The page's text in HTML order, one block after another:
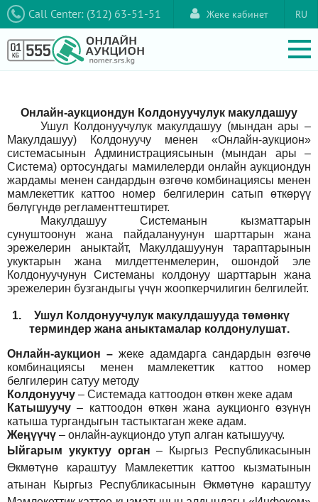
Call Center: (312) 63-51-51 RU
Жеке кабинет
Онлайн-аукциондун Колдонуучулук макулдашуу
Ушул Колдонуучулук макулдашуу (мындан ары –
Макулдашуу) Колдонуучу менен «Онлайн-аукцион»
системасынын Администрациясынын (мындан ары –
Система) ортосундагы мамилелерди онлайн аукциондун
жардамы менен сандардын өзгөчө комбинациясы менен
мамлекеттик каттоо номер белгилерин сатып өткөрүү
бөлүгүндө регламенттештирет.
Макулдашуу Системанын кызматтарын
сунуштоонун жана пайдалануунун шарттарын жана
эрежелерин аныктайт, Макулдашуунун тараптарынын
укуктарын жана милдеттенмелерин, ошондой эле
Колдонуучунун Системаны колдонуу шарттарын жана
эрежелерин бузгандыгы үчүн жоопкерчилигин белгилейт.
1.
Ушул Колдонуучулук макулдашууда төмөнкү
терминдер жана аныктамалар колдонулушат.
Онлайн-аукцион – жеке адамдарга сандардын өзгөчө
комбинациясы менен мамлекеттик каттоо номер
белгилерин сатуу методу
Колдонуучу – Системада каттоодон өткөн жеке адам
Катышуучу – каттоодон өткөн жана аукционго өзүнүн
катыша тургандыгын тастыктаган жеке адам.
Жеңүүчү – онлайн-аукциондо утуп алган катышуучу.
Ыйгарым укуктуу орган –
Кыргыз Республикасынын
Өкмөтүнө караштуу Мамлекеттик каттоо кызматынын
атынан Кыргыз Республикасынын Өкмөтүнө караштуу